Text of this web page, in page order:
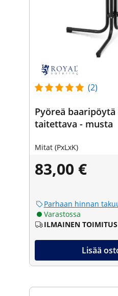
(2)
Pyöreä
taitettava - musta
Mitat (PxLxK)
83,00 €
Parhaan hinnan
Varastossa
ILMAINEN TOIMITUS
Lisää